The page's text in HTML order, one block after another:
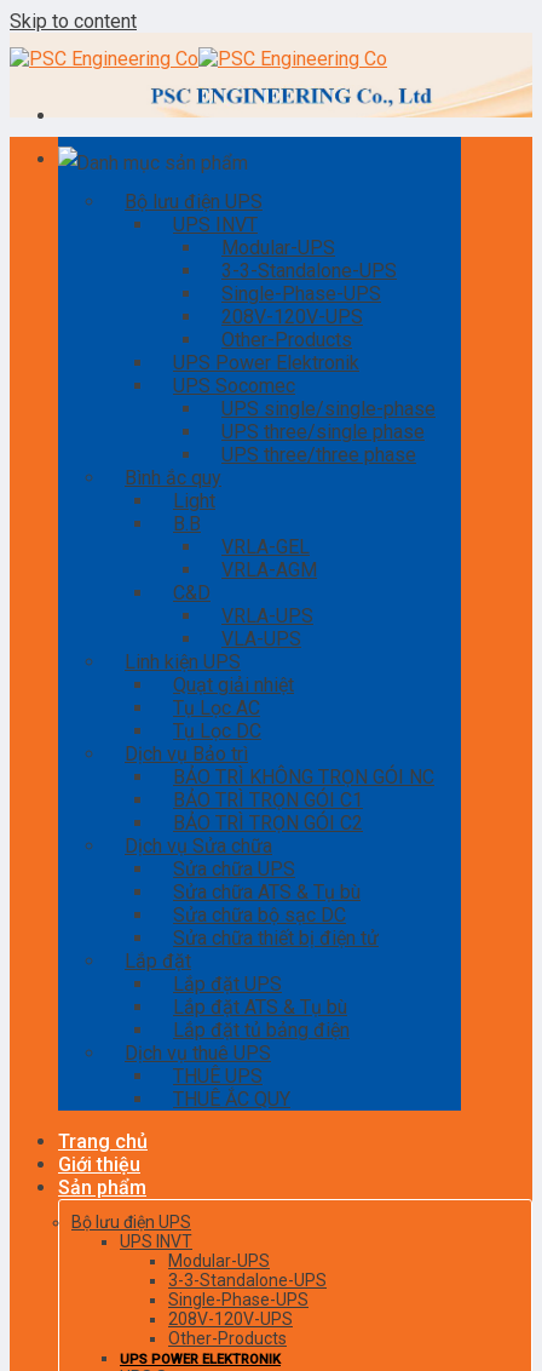
Skip to content
Danh mục sản phẩm
Bộ lưu điện UPS
UPS INVT
Modular-UPS
3-3-Standalone-UPS
Single-Phase-UPS
208V-120V-UPS
Other-Products
UPS Power Elektronik
UPS Socomec
UPS single/single-phase
UPS three/single phase
UPS three/three phase
Bình ắc quy
Light
B.B
VRLA-GEL
VRLA-AGM
C&D
VRLA-UPS
VLA-UPS
Linh kiện UPS
Quạt giải nhiệt
Tụ Lọc AC
Tụ Lọc DC
Dịch vụ Bảo trì
BẢO TRÌ KHÔNG TRỌN GÓI NC
BẢO TRÌ TRỌN GÓI C1
BẢO TRÌ TRỌN GÓI C2
Dịch vụ Sửa chữa
Sửa chữa UPS
Sửa chữa ATS & Tụ bù
Sửa chữa bộ sạc DC
Sửa chữa thiết bị điện tử
Lắp đặt
Lắp đặt UPS
Lắp đặt ATS & Tụ bù
Lắp đặt tủ bảng điện
Dịch vụ thuê UPS
THUÊ UPS
THUÊ ẮC QUY
Trang chủ
Giới thiệu
Sản phẩm
Bộ lưu điện UPS
UPS INVT
Modular-UPS
3-3-Standalone-UPS
Single-Phase-UPS
208V-120V-UPS
Other-Products
UPS POWER ELEKTRONIK